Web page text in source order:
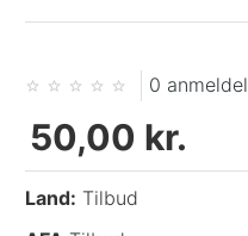
0
50,00 kr.
Land: Tilbud